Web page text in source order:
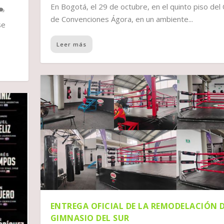
EN LA EDICIÓN...
38 DE LA CONVEN...
DEL GIMNASIO DE...
MUNDIAL DE BOXEO ...
EL CONSEJO MUNDIAL...
En Bogotá, el 29 de octubre, en el quinto piso del
de Convenciones Ágora, en un ambiente...
Leer más
ENTREGA OFICIAL DE LA REMODELACIÓN
GIMNASIO DEL SUR